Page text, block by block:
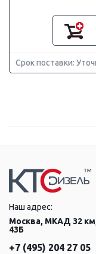
Срок поставки:
Наш адрес:
Москва, МКАД 32
43Б
+7 (495) 204 27 05